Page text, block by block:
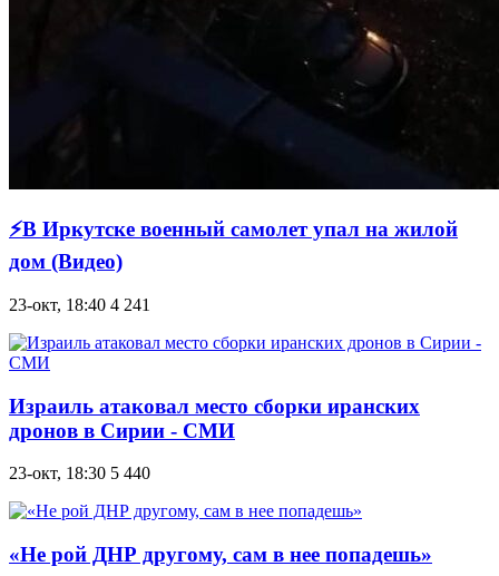
⚡В Иркутске военный самолет упал на жилой
дом (Видео)
23-окт, 18:40 4 241
Израиль атаковал место сборки иранских
дронов в Сирии - СМИ
23-окт, 18:30 5 440
«Не рой ДHР другому, сам в нее попадешь»